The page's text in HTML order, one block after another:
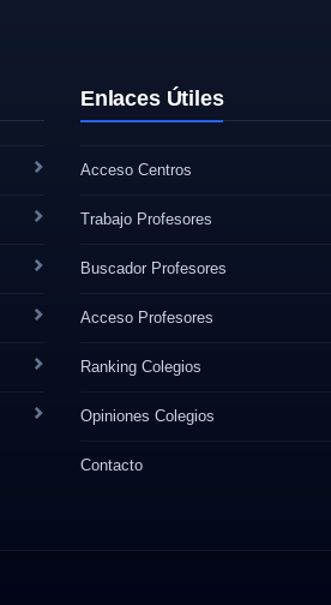
Enlaces Útiles
Acceso Centros
Trabajo Profesores
Buscador Profesores
Acceso Profesores
Ranking Colegios
Opiniones Colegios
Contacto